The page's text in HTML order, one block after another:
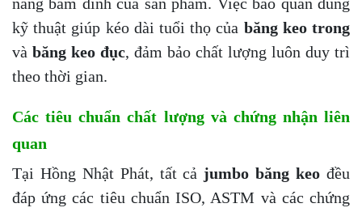
kỹ thuật giúp kéo dài tuổi thọ của băng keo trong
và băng keo đục, đảm bảo chất lượng luôn duy trì
theo thời gian.
Các tiêu chuẩn chất lượng và chứng nhận liên
quan
Tại Hồng Nhật Phát, tất cả jumbo băng keo đều
đáp ứng các tiêu chuẩn ISO, ASTM và các chứng